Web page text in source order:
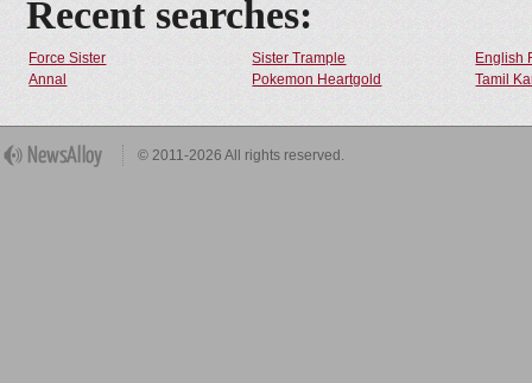
Recent searches:
Force Sister Sister Trample
English
Annal
Pokemon Heartgold Tamil
© 2011-2026 All rights reserved.